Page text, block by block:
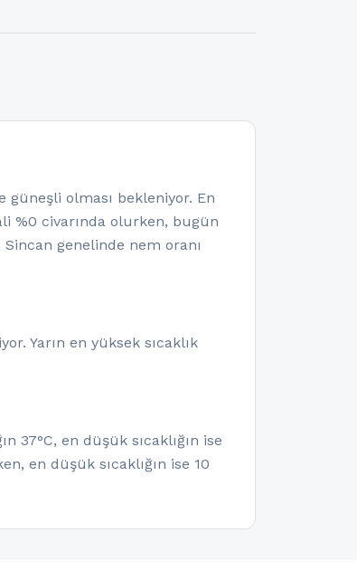
olması bekleniyor. En
%0 civarında olurken, bugün
genelinde nem oranı
Yarın en yüksek sıcaklık
en düşük sıcaklığın ise
en düşük sıcaklığın ise 10